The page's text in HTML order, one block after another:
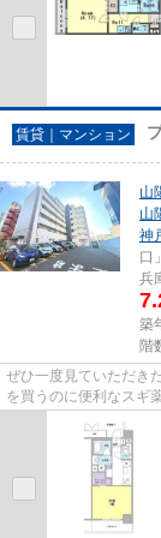
賃貸｜マンション
山
山
神
口
兵
築
階
ぜひ一度見ていただき
を買うのに便利なスギ